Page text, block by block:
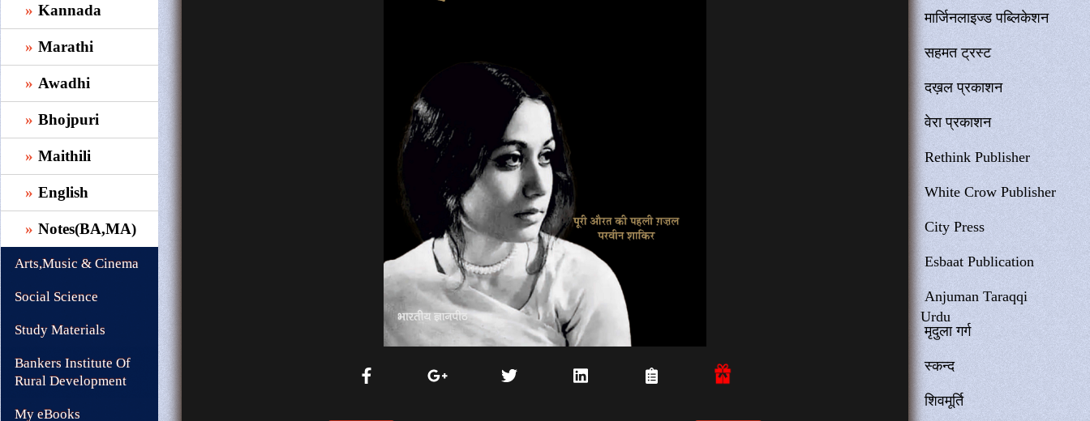
Kannada
Marathi
Awadhi
Bhojpuri
Maithili
English
Notes(BA,MA)
Arts,Music & Cinema
Social Science
Study Materials
Bankers Institute Of
Rural Development
My eBooks
मार्जिनलाइज्ड पब्लिकेशन
सहमत ट्रस्ट
दख़ल प्रकाशन
वेरा प्रकाशन
Rethink Publisher
White Crow Publisher
City Press
Esbaat Publication
Anjuman Taraqqi
Urdu
मृदुला गर्ग
स्कन्द
शिवमूर्ति